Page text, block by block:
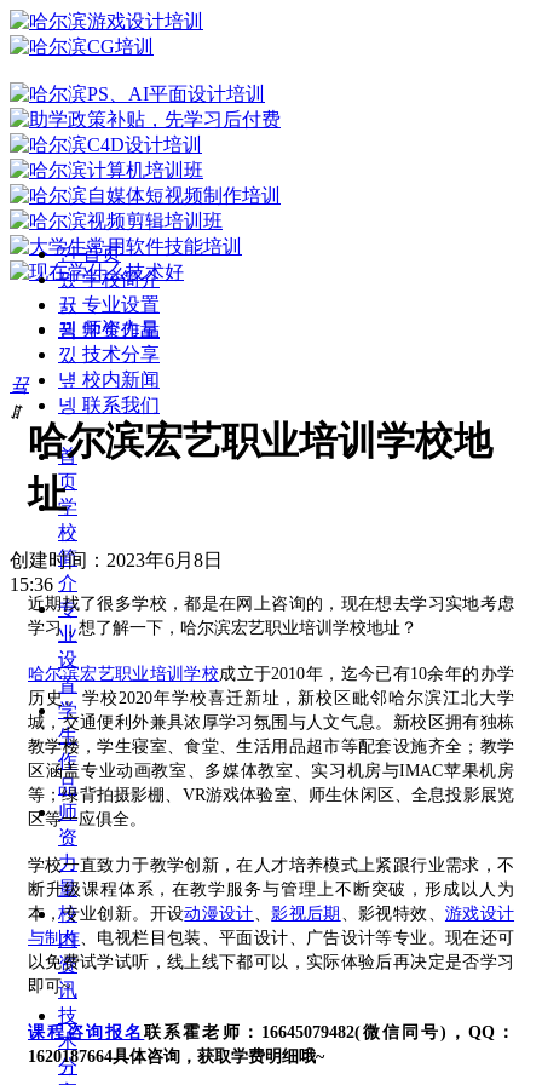
낀 首页
뀄 学校简介
뀴 专业设置
끡 学生作品
뀡 师资力量
낐 技术分享
넆 校内新闻
넹 联系我们
끀
ꁲ
首
页
学
校
简
介
专
业
设
置
学
生
作
品
师
资
力
量
校
内
资
讯
技
术
分
哈尔滨宏艺职业培训学校地
址
创建时间： 2023年6月8日
15:36
近期找了很多学校，都是在网上咨询的，现在想去学习实地考虑
学习，想了解一下，哈尔滨宏艺职业培训学校地址？
哈尔滨宏艺职业培训学校成立于2010年，迄今已有10余年的办学
历史。学校2020年学校喜迁新址，新校区毗邻哈尔滨江北大学
城，交通便利外兼具浓厚学习氛围与人文气息。新校区拥有独栋
教学楼，学生寝室、食堂、生活用品超市等配套设施齐全；教学
区涵盖专业动画教室、多媒体教室、实习机房与IMAC苹果机房
等；绿背拍摄影棚、VR游戏体验室、师生休闲区、全息投影展览
区等一应俱全。
学校一直致力于教学创新，在人才培养模式上紧跟行业需求，不
断升级课程体系，在教学服务与管理上不断突破，形成以人为
本，专业创新。开设动漫设计 、影视后期 、影视特效、 游戏设计
与制作 、电视栏目包装、平面设计、广告设计等专业。现在还可
以免费试学试听，线上线下都可以，实际体验后再决定是否学习
即可~
课程咨询报名联系霍老师： 16645079482(微信同号)，QQ：
1620187664具体咨询，获取学费明细哦~